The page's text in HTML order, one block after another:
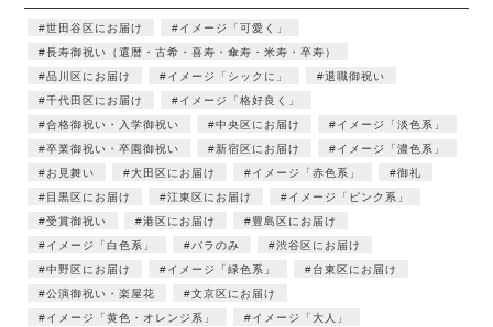
世田谷区にお届け
イメージ「可愛く」
長寿御祝い（還暦・古希・喜寿・傘寿・米寿・卒寿）
品川区にお届け
イメージ「シックに」
退職御祝い
千代田区にお届け
イメージ「格好良く」
合格御祝い・入学御祝い
中央区にお届け
イメージ「淡色系」
卒業御祝い・卒園御祝い
新宿区にお届け
イメージ「濃色系」
お見舞い
大田区にお届け イメージ「赤色系」
御礼
目黒区にお届け
江東区にお届け
イメージ「ピンク系」
受賞御祝い
港区にお届け
豊島区にお届け
イメージ「白色系」
バラのみ
渋谷区にお届け
中野区にお届け
イメージ「緑色系」
台東区にお届け
公演御祝い・楽屋花
文京区にお届け
イメージ「黄色・オレンジ系」
イメージ「大人」